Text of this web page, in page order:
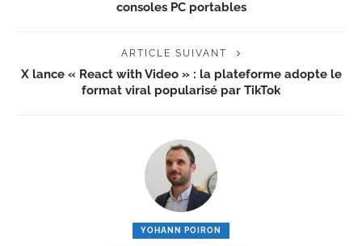
consoles PC portables
ARTICLE SUIVANT
X lance « React with Video » : la plateforme adopte le
format viral popularisé par TikTok
YOHANN POIRON